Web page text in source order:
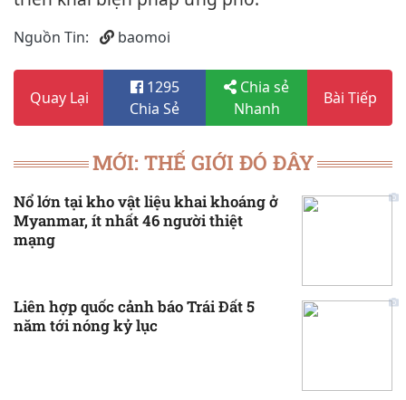
Nguồn Tin: baomoi
Quay Lại
1295
Chia Sẻ
Chia sẻ
Nhanh
Bài Tiếp
MỚI: THẾ GIỚI ĐÓ ĐÂY
Nổ lớn tại kho vật liệu khai khoáng ở
Myanmar, ít nhất 46 người thiệt
mạng
Liên hợp quốc cảnh báo Trái Đất 5
năm tới nóng kỷ lục